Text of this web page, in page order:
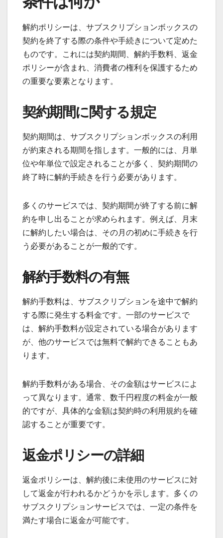
解約ポリシーは、サブスクリプションボックスの
契約を終了する際の条件や手続きについて定めた
ものです。これには契約期間、解約手数料、返金
ポリシーが含まれ、消費者の権利を保護するため
の重要な要素となります。
契約期間に関する規定
契約期間は、サブスクリプションボックスの利用
が約束される期間を指します。一般的には、月単
位や年単位で設定されることが多く、契約期間の
終了時に解約手続きを行う必要があります。
多くのサービスでは、契約期間が終了する前に解
約を申し出ることが求められます。例えば、月末
に解約したい場合は、その月の初めに手続きを行
う必要があることが一般的です。
解約手数料の有無
解約手数料は、サブスクリプションを途中で解約
する際に発生する料金です。一部のサービスで
は、解約手数料が設定されている場合があります
が、他のサービスでは無料で解約できることもあ
ります。
解約手数料がある場合、その金額はサービスによ
って異なります。通常、数千円程度の料金が一般
的ですが、具体的な金額は契約時の利用規約を確
認することが重要です。
返金ポリシーの詳細
返金ポリシーは、解約後に未使用のサービスに対
して返金が行われるかどうかを示します。多くの
サブスクリプションサービスでは、一定の条件を
満たす場合に返金が可能です。